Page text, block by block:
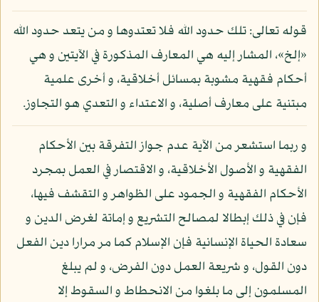
قوله تعالى: تلك حدود الله فلا تعتدوها و من يتعد حدود الله
«إلخ»، المشار إليه هي المعارف المذكورة في الآيتين و هي
أحكام فقهية مشوبة بمسائل أخلاقية، و أخرى علمية
مبتنية على معارف أصلية، و الاعتداء و التعدي هو التجاوز.
و ربما استشعر من الآية عدم جواز التفرقة بين الأحكام
الفقهية و الأصول الأخلاقية، و الاقتصار في العمل بمجرد
الأحكام الفقهية و الجمود على الظواهر و التقشف فيها،
فإن في ذلك إبطالا لمصالح التشريع و إماتة لغرض الدين و
سعادة الحياة الإنسانية فإن الإسلام كما مر مرارا دين الفعل
دون القول، و شريعة العمل دون الفرض، و لم يبلغ
المسلمون إلى ما بلغوا من الانحطاط و السقوط إلا